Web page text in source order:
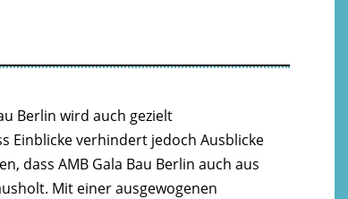
Berlin wird auch gezielt
Einblicke verhindert jedoch Ausblicke
dass AMB Gala Bau Berlin auch aus
Mit einer ausgewogenen